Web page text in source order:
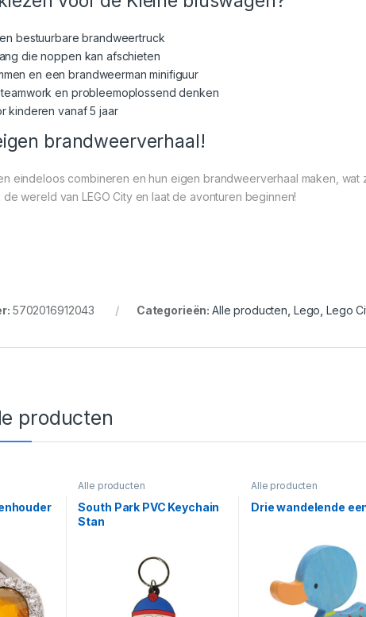
bestuurbare brandweertruck
die noppen kan afschieten
en een brandweerman minifiguur
teamwork en probleemoplossend denken
kinderen vanaf 5 jaar
brandweerverhaal!
eindeloos combineren en hun eigen brandweerverhaal maken,
wereld van LEGO City en laat de avonturen beginnen!
5702016912043 Categorieën: Alle producten Lego Lego
producten
Alle producten
South Park PVC Keychain
Stan
Alle producten
Drie wandelende